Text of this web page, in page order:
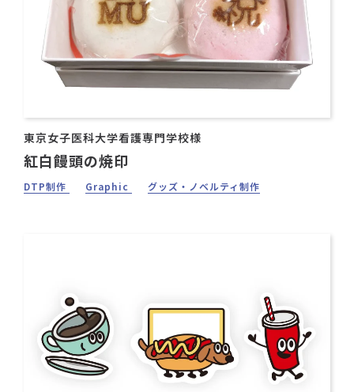
東京女子医科大学看護専門学校様
紅白饅頭の焼印
DTP制作 Graphic グッズ・ノベルティ制作